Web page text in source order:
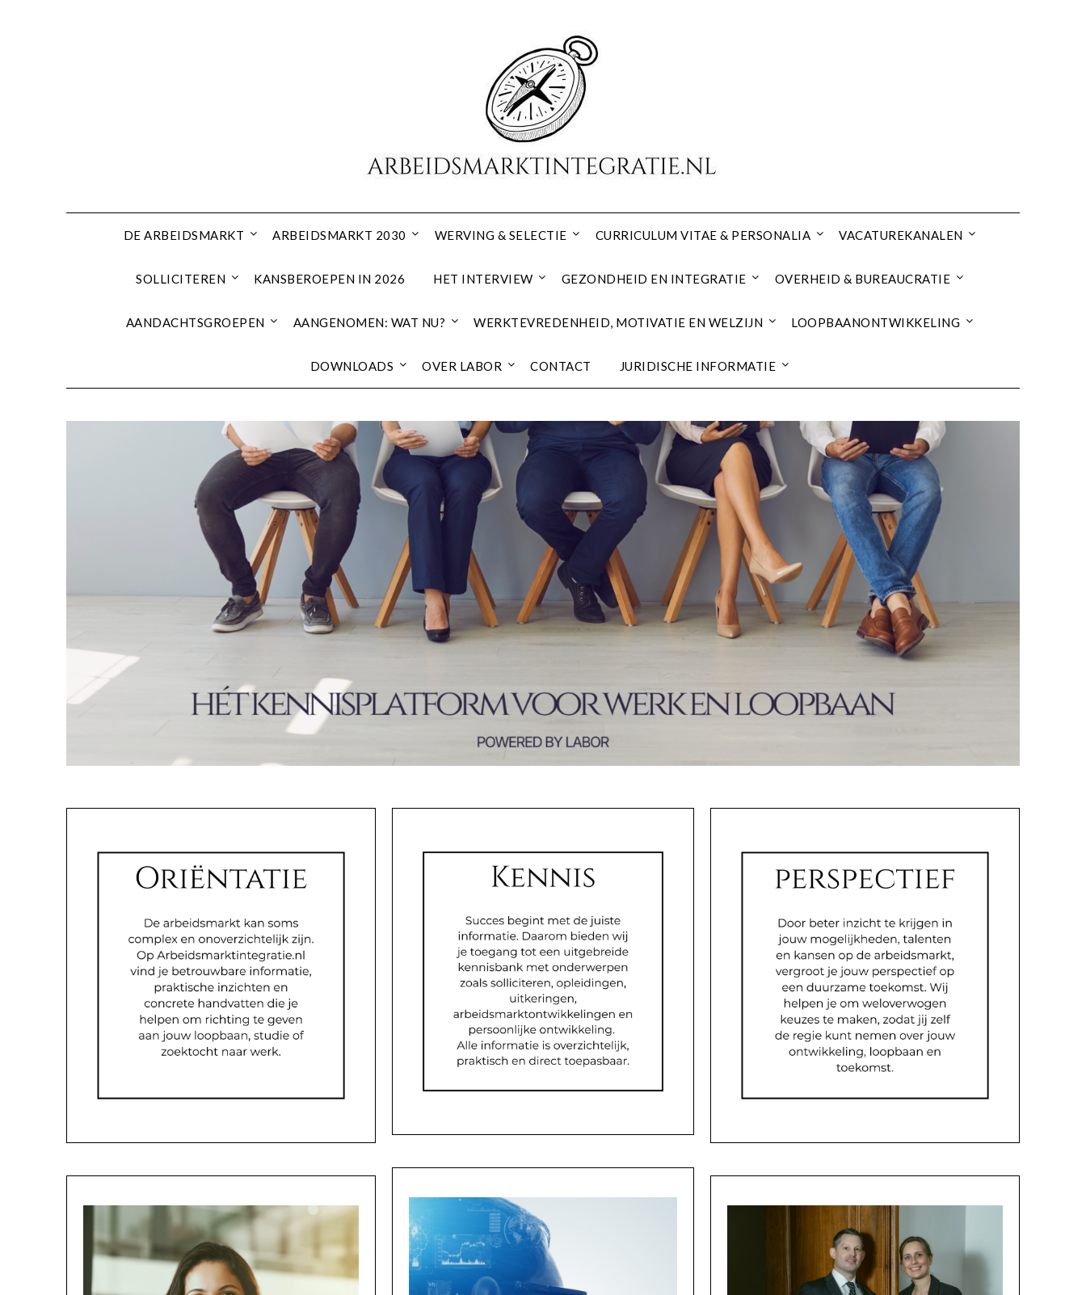
DE ARBEIDSMARKT ARBEIDSMARKT 2030 WERVING & SELECTIE CURRICULUM VITAE & PERSONALIA VACATUREKANALEN
SOLLICITEREN KANSBEROEPEN IN 2026 HET INTERVIEW GEZONDHEID EN INTEGRATIE OVERHEID & BUREAUCRATIE
AANDACHTSGROEPEN AANGENOMEN: WAT NU? WERKTEVREDENHEID, MOTIVATIE EN WELZIJN LOOPBAANONTWIKKELING
DOWNLOADS OVER LABOR CONTACT JURIDISCHE INFORMATIE